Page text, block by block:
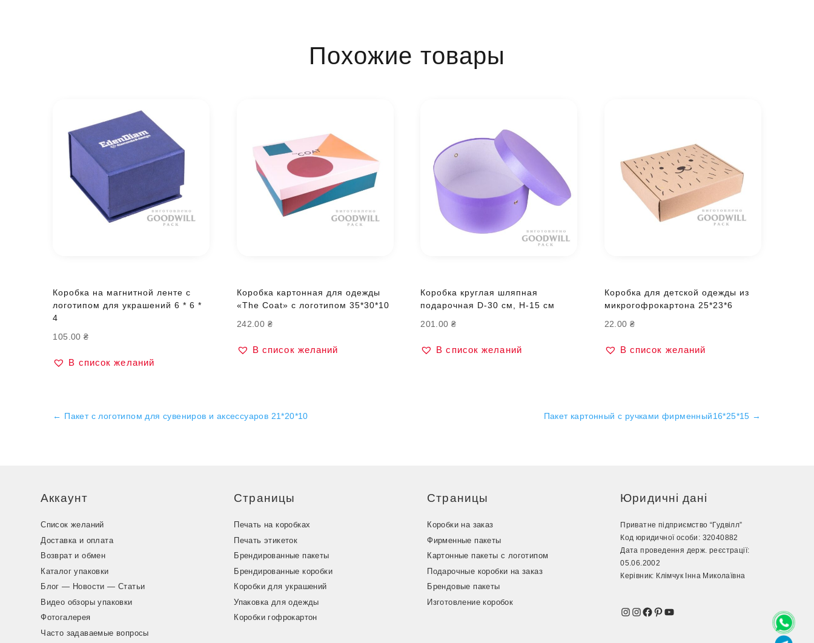
Похожие товары
Коробка на магнитной ленте с
логотипом для украшений 6 * 6 *
4
105.00₴
В список желаний
Коробка картонная для одежды
«The Coat» с логотипом 35*30*10
242.00 ₴
В список желаний
Коробка круглая шляпная
подарочная D-30 см, H-15 см
201.00 ₴
В список желаний
Коробка для детской одежды из
микрогофрокартона 25*23*6
22.00 ₴
В список желаний
← Пакет с логотипом для сувениров и аксессуаров 21*20*10 Пакет картонный с ручками фирменный16*25*15 →
Аккаунт
Список желаний
Доставка и оплата
Возврат и обмен
Каталог упаковки
Блог — Новости — Статьи
Видео обзоры упаковки
Фотогалерея
Часто задаваемые вопросы
Страницы
Печать на коробках
Печать этикеток
Брендированные пакеты
Брендированные коробки
Коробки для украшений
Упаковка для одежды
Коробки гофрокартон
Страницы
Коробки на заказ
Фирменные пакеты
Картонные пакеты с логотипом
Подарочные коробки на заказ
Брендовые пакеты
Изготовление коробок
Юридичні дані
Приватне підприємство “Гудвілл”
Код юридичної особи: 32040882
Дата проведення держ. реєстрації:
05.06.2002
Керівник: Клімчук Інна Миколаївна
Instagram
Instagram
Facebook
Pinterest
YouTube